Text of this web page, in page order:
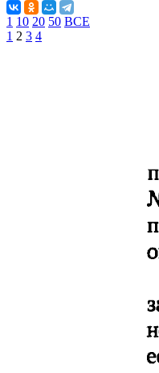
1 10 20 50 ВСЕ
1 2 3 4